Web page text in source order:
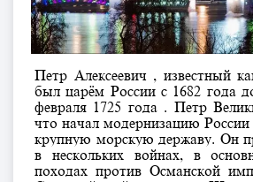
Петр Алексеевич , известный
был царём России с 1682 года
февраля 1725 года . Петр
что начал модернизацию России
крупную морскую державу. Он
в нескольких войнах, в
походах против Османской